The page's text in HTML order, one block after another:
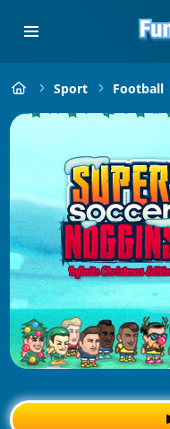
Sport Football